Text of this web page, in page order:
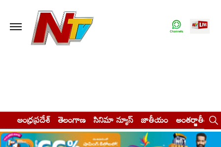
ఆంధ్రప్రదేశ్ తెలంగాణ సినిమా న్యూస్ జాతీయం అంతర్జాతీయం